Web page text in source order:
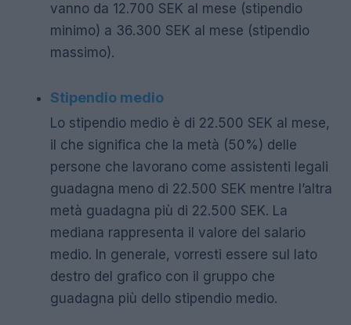
vanno da 12.700 SEK al mese (stipendio
minimo) a 36.300 SEK al mese (stipendio
massimo).
Stipendio medio
Lo stipendio medio è di 22.500 SEK al mese,
il che significa che la metà (50%) delle
persone che lavorano come assistenti legali
guadagna meno di 22.500 SEK mentre l’altra
metà guadagna più di 22.500 SEK. La
mediana rappresenta il valore del salario
medio. In generale, vorresti essere sul lato
destro del grafico con il gruppo che
guadagna più dello stipendio medio.